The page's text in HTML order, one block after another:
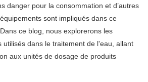
danger pour la consommation et d’autres
sont impliqués dans ce
ce blog, nous explorerons les
utilisés dans le traitement de l'eau, allant
aux unités de dosage de produits